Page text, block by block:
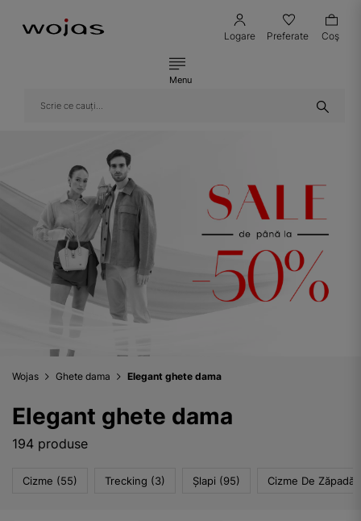
Logare Preferate Coş
Menu
Wojas Ghete dama Elegant ghete dama
Elegant ghete dama
194 produse
Cizme (55) Trecking (3) Șlapi (95) Cizme De Zăpadă